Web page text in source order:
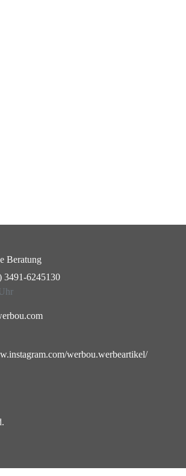
Beratung
3491-6245130
werbou.werbeartikel/